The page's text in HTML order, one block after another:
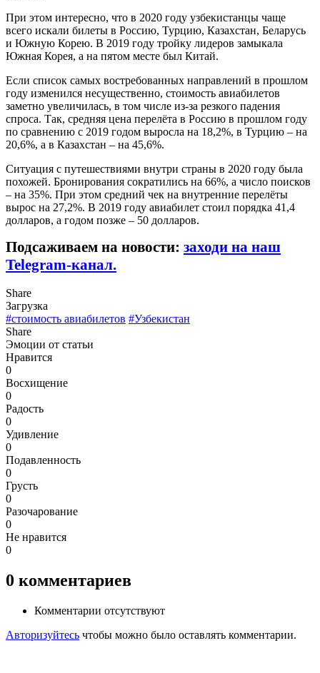
При этом интересно, что в 2020 году узбекистанцы чаще
всего искали билеты в Россию, Турцию, Казахстан, Беларусь
и Южную Корею. В 2019 году тройку лидеров замыкала
Южная Корея, а на пятом месте был Китай.
Если список самых востребованных направлений в прошлом
году изменился несущественно, стоимость авиабилетов
заметно увеличилась, в том числе из-за резкого падения
спроса. Так, средняя цена перелёта в Россию в прошлом году
по сравнению с 2019 годом выросла на 18,2%, в Турцию – на
20,6%, а в Казахстан – на 45,6%.
Ситуация с путешествиями внутри страны в 2020 году была
похожей. Бронирования сократились на 66%, а число поисков
– на 35%. При этом средний чек на внутренние перелёты
вырос на 27,2%. В 2019 году авиабилет стоил порядка 41,4
долларов, а годом позже – 50 долларов.
Подсаживаем на новости: заходи на наш
Telegram-канал.
Share
Загрузка
#стоимость авиабилетов #Узбекистан
Share
Эмоции от статьи
Нравится
0
Восхищение
0
Радость
0
Удивление
0
Подавленность
0
Грусть
0
Разочарование
0
Не нравится
0
0 комментариев
Комментарии отсутствуют
Авторизуйтесь чтобы можно было оставлять комментарии.